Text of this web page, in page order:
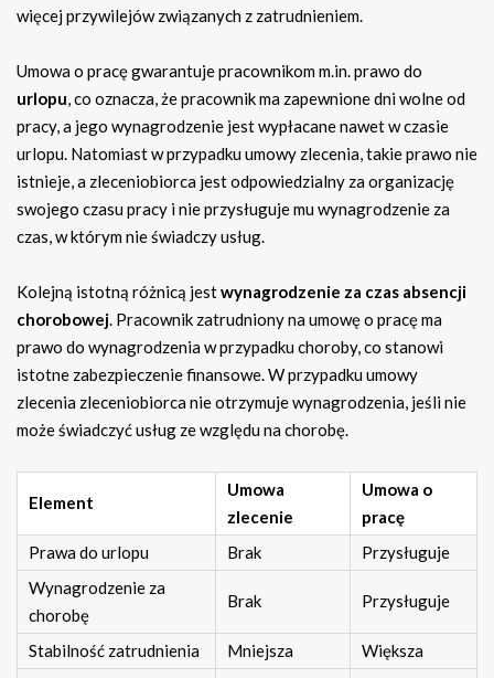
więcej przywilejów związanych z zatrudnieniem.
Umowa o pracę gwarantuje pracownikom m.in. prawo do
urlopu, co oznacza, że pracownik ma zapewnione dni wolne od
pracy, a jego wynagrodzenie jest wypłacane nawet w czasie
urlopu. Natomiast w przypadku umowy zlecenia, takie prawo nie
istnieje, a zleceniobiorca jest odpowiedzialny za organizację
swojego czasu pracy i nie przysługuje mu wynagrodzenie za
czas, w którym nie świadczy usług.
Kolejną istotną różnicą jestwynagrodzenie za czas absencji
chorobowej. Pracownik zatrudniony na umowę o pracę ma
prawo do wynagrodzenia w przypadku choroby, co stanowi
istotne zabezpieczenie finansowe. W przypadku umowy
zlecenia zleceniobiorca nie otrzymuje wynagrodzenia, jeśli nie
może świadczyć usług ze względu na chorobę.
Element
Umowa
zlecenie
Umowa o
pracę
Prawa do urlopu
Brak
Przysługuje
Wynagrodzenie za
chorobę
Brak Przysługuje
Stabilność zatrudnienia Mniejsza
Większa